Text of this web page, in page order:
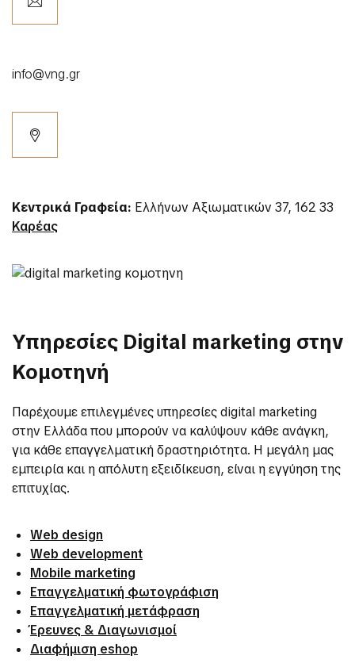
info@vng.gr
Κεντρικά Γραφεία: Ελλήνων Αξιωματικών 37, 162 33
Καρέας
Υπηρεσίες Digital marketing στην
Κομοτηνή
Παρέχουμε επιλεγμένες υπηρεσίες digital marketing
στην Ελλάδα που μπορούν να καλύψουν κάθε ανάγκη,
για κάθε επαγγελματική δραστηριότητα. Η μεγάλη μας
εμπειρία και η απόλυτη εξειδίκευση, είναι η εγγύηση της
επιτυχίας.
Web design
Web development
Mobile marketing
Επαγγελματική φωτογράφιση
Επαγγελματική μετάφραση
Έρευνες & Διαγωνισμοί
Διαφήμιση eshop